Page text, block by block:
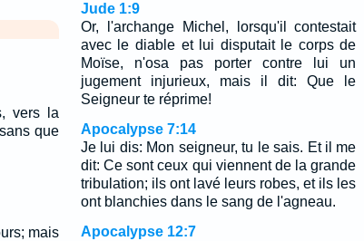
vers la
que
mais
Jude 1:9
Or, l'archange Michel, lorsqu'il contestait
avec le diable et lui disputait le corps de
Moïse, n'osa pas porter contre lui un
jugement injurieux, mais il dit: Que le
Seigneur te réprime!
Apocalypse 7:14
Je lui dis: Mon seigneur, tu le sais. Et il me
dit: Ce sont ceux qui viennent de la grande
tribulation; ils ont lavé leurs robes, et ils les
ont blanchies dans le sang de l'agneau.
Apocalypse 12:7